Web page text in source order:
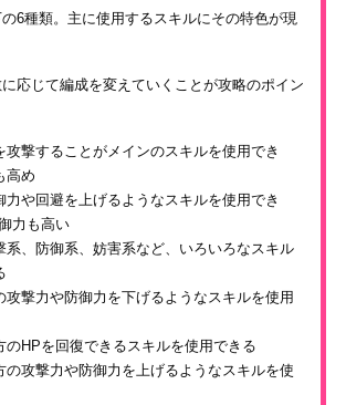
6種類。主に使用するスキルにその特色が現
応じて編成を変えていくことが攻略のポイン
攻撃することがメインのスキルを使用でき
高め
力や回避を上げるようなスキルを使用でき
力も高い
系、防御系、妨害系など、いろいろなスキル
攻撃力や防御力を下げるようなスキルを使用
のHPを回復できるスキルを使用できる
の攻撃力や防御力を上げるようなスキルを使